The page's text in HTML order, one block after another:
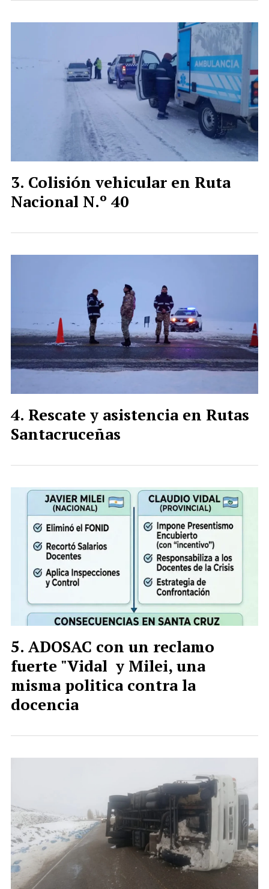
Colisión vehicular en Ruta
Nacional N.º 40
Rescate y asistencia en Rutas
Santacruceñas
ADOSAC con un reclamo
fuerte "Vidal y Milei, una
misma politica contra la
docencia